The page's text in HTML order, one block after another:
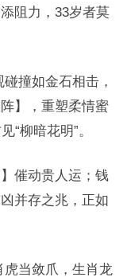
阻力，33岁者莫
撞如金石相击，
】，重塑柔情蜜
“柳暗花明”。
催动贵人运；钱
并存之兆，正如
当敛爪，生肖龙